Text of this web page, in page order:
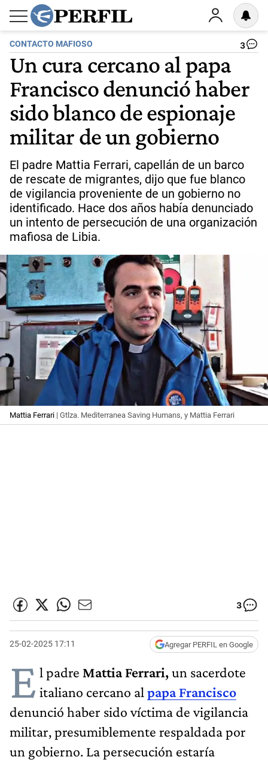
CONTACTO MAFIOSO 3
Un cura cercano al papa
Francisco denunció haber
sido blanco de espionaje
militar de un gobierno
El padre Mattia Ferrari, capellán de un barco
de rescate de migrantes, dijo que fue blanco
de vigilancia proveniente de un gobierno no
identificado. Hace dos años había denunciado
un intento de persecución de una organización
mafiosa de Libia.
Mattia Ferrari | Gtlza. Mediterranea Saving Humans, y Mattia Ferrari
3
25-02-2025 17:11 Agregar PERFIL en Google
E l padre Mattia Ferrari,un sacerdote
italiano cercano al papa Francisco
denunció haber sido víctima de vigilancia
militar, presumiblemente respaldada por
un gobierno. La persecución estaría